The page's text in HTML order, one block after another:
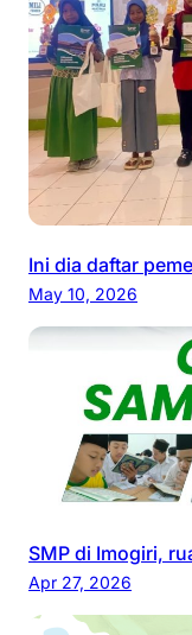
Ini dia daftar
May 10, 2026
SMP di Imogiri,
Apr 27, 2026